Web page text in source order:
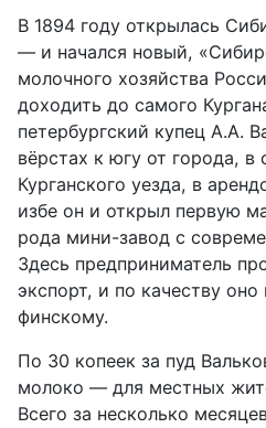
В 1894 году открылась
— и начался новый,
молочного хозяйства
доходить до самого
петербургский купец А.А.
вёрстах к югу от города, в
Курганского уезда, в
избе он и открыл первую
рода мини-завод с
Здесь предприниматель
экспорт, и по качеству
финскому.
По 30 копеек за пуд
молоко — для местных
Всего за несколько